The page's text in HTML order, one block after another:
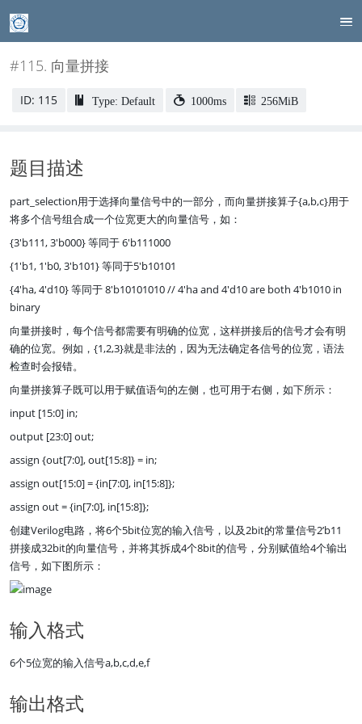
#115. 向量拼接
ID: 115 Type: Default 1000ms 256MiB
题目描述
part_selection用于选择向量信号中的一部分，而向量拼接算子{a,b,c}用于
将多个信号组合成一个位宽更大的向量信号，如：
{3'b111, 3'b000} 等同于 6'b111000
{1'b1, 1'b0, 3'b101} 等同于5'b10101
{4'ha, 4'd10} 等同于 8'b10101010 // 4'ha and 4'd10 are both 4'b1010 in
binary
向量拼接时，每个信号都需要有明确的位宽，这样拼接后的信号才会有明
确的位宽。例如，{1,2,3}就是非法的，因为无法确定各信号的位宽，语法
检查时会报错。
向量拼接算子既可以用于赋值语句的左侧，也可用于右侧，如下所示：
input [15:0] in;
output [23:0] out;
assign {out[7:0], out[15:8]} = in;
assign out[15:0] = {in[7:0], in[15:8]};
assign out = {in[7:0], in[15:8]};
创建Verilog电路，将6个5bit位宽的输入信号，以及2bit的常量信号2’b11
拼接成32bit的向量信号，并将其拆成4个8bit的信号，分别赋值给4个输出
信号，如下图所示：
输入格式
6个5位宽的输入信号a,b,c,d,e,f
输出格式